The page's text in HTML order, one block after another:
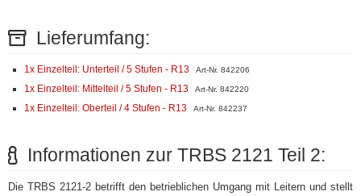
Lieferumfang:
1x Einzelteil: Unterteil / 5 Stufen - R13 Art-Nr. 842206
1x Einzelteil: Mittelteil / 5 Stufen - R13 Art-Nr. 842220
1x Einzelteil: Oberteil / 4 Stufen - R13 Art-Nr. 842237
Informationen zur TRBS 2121 Teil 2:
Die TRBS 2121-2 betrifft den betrieblichen Umgang mit Leitern und stellt